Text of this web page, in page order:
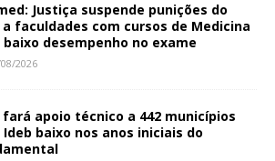
Justiça suspende punições do
a faculdades com cursos de Medicina
baixo desempenho no exame
2026
fará apoio técnico a 442 municípios
Ideb baixo nos anos iniciais do